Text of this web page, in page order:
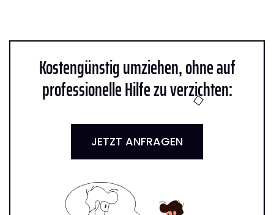
Kostengünstig umziehen, ohne auf
professionelle Hilfe zu verzichten:
JETZT ANFRAGEN